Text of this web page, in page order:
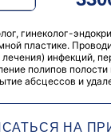
гинеколог-
пластике.
инфекций,
полипов полости
абсцессов и
НА